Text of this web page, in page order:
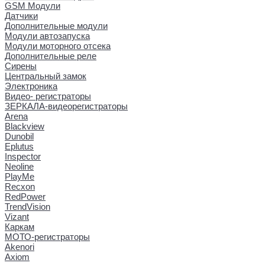
GSM Модули
Датчики
Дополнительные модули
Модули автозапуска
Модули моторного отсека
Дополнительные реле
Сирены
Центральный замок
Электроника
Видео- регистраторы
ЗЕРКАЛА-видеорегистраторы
Arena
Blackview
Dunobil
Eplutus
Inspector
Neoline
PlayMe
Recxon
RedPower
TrendVision
Vizant
Каркам
МОТО-регистраторы
Akenori
Axiom